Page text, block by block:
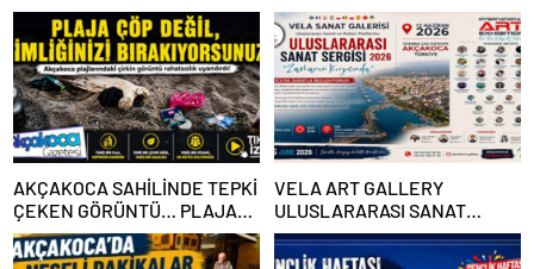
AKÇAKOCA SAHİLİNDE TEPKİ
ÇEKEN GÖRÜNTÜ… PLAJA
ÇÖP DEĞİL, KİMLİĞİNİZİ
BIRAKIYORSUNUZ
VELA ART GALLERY
ULUSLARARASI SANAT
BULUŞMASI AKÇAKOCA’DA
GERÇEKLEŞİYOR